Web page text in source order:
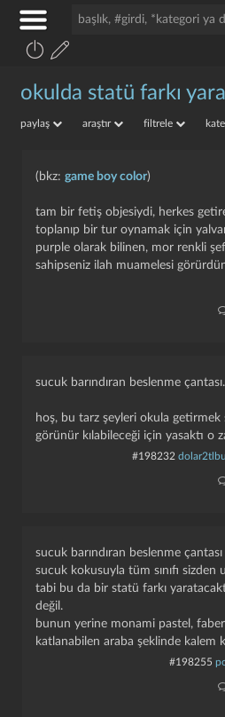
okulda statü farkı
paylaş araştır filtrele
(bkz: game boy color)
tam bir fetiş objesiydi, herkes
toplanıp bir tur oynamak için
purple olarak bilinen, mor renkli
sahipseniz ilah muamelesi
sucuk barındıran beslenme çantası.
hoş, bu tarz şeyleri okula getirmek
görünür kılabileceği için yasaktı o
#198232
sucuk barındıran beslenme
sucuk kokusuyla tüm sınıfı sizden
tabi bu da bir statü farkı
değil.
bunun yerine monami pastel,
katlanabilen araba şeklinde kalem
#198255